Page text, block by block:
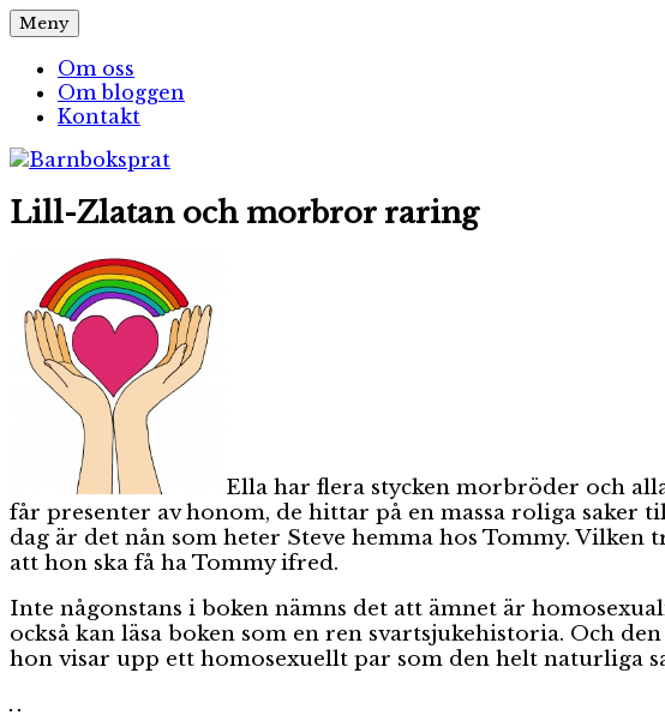
Hoppa
till
innehåll
Barnboksprat
– en blogg om barnböcker
Meny
Om oss
Om bloggen
Kontakt
Lill-Zlatan och morbror raring
Ella har flera stycken morbröder och
får presenter av honom, de hittar på en massa roliga
dag är det nån som heter Steve hemma hos Tommy.
att hon ska få ha Tommy ifred.
Inte någonstans i boken nämns det att ämnet är
också kan läsa boken som en ren svartsjukehistoria. Och
hon visar upp ett homosexuellt par som den helt naturliga